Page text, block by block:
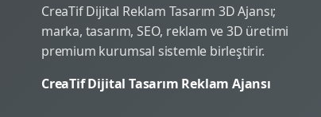
CreaTif Dijital Reklam Tasarım 3D Ajansı;
marka, tasarım, SEO, reklam ve 3D üretimi
premium kurumsal sistemle birleştirir.
CreaTif Dijital Tasarım Reklam Ajansı